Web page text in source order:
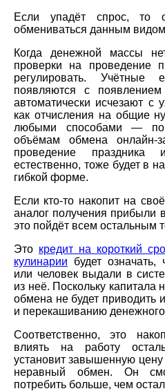
Если упадёт спрос, то
обмениваться данным видом
Когда денежной массы
проверки на проведение
регулировать. Учётные
появляются с
автоматически исчезают с
как отчисления на общие
любыми способами — по
объёмам обмена онлайн-
проведение
естественно, тоже будет в
гибкой форме.
Если кто-то накопит на
аналог получения прибыли
это пойдёт всем остальным
Это кредит на короткий
кулинарии будет означать,
или человек выдали в
из неё. Поскольку капитала
обмена не будет приводить
и перекашиванию
Соответственно, это
влиять на работу
установит завышенную цену
неравный обмен. Он
потребить больше, чем